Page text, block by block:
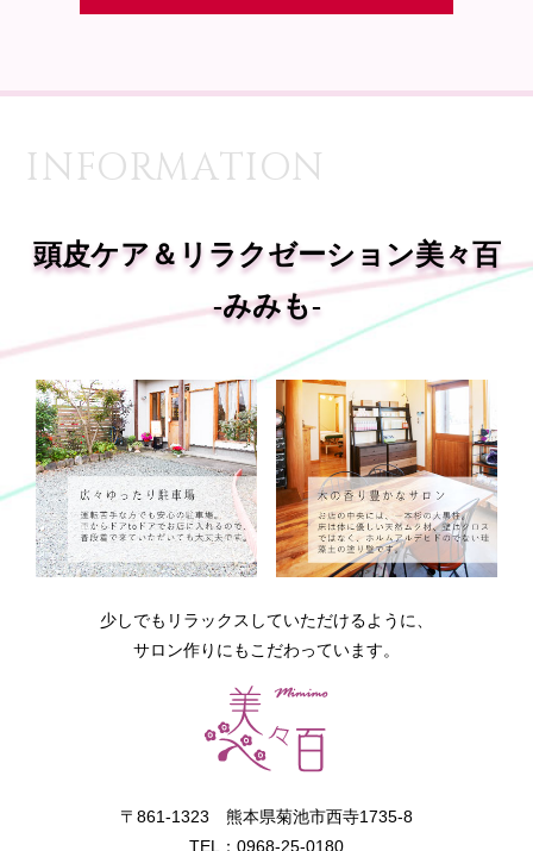
INFORMATION
頭皮ケア＆リラクゼーション美々百
-みみも-
少しでもリラックスしていただけるように、
サロン作りにもこだわっています。
〒861-1323 熊本県菊池市西寺1735-8
TEL：0968-25-0180